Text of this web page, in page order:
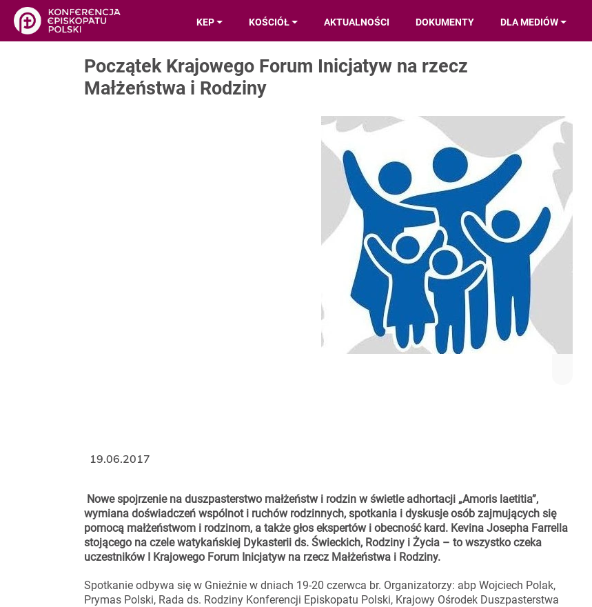
KEP KOŚCIÓŁ AKTUALNOŚCI DOKUMENTY DLA MEDIÓW
Początek Krajowego Forum Inicjatyw na rzecz
Małżeństwa i Rodziny
Nowe spojrzenie na duszpasterstwo małżeństw i rodzin w świetle adhortacji „Amoris laetitia”,
wymiana doświadczeń wspólnot i ruchów rodzinnych, spotkania i dyskusje osób zajmujących się
pomocą małżeństwom i rodzinom, a także głos ekspertów i obecność kard. Kevina Josepha Farrella
stojącego na czele watykańskiej Dykasterii ds. Świeckich, Rodziny i Życia – to wszystko czeka
uczestników I Krajowego Forum Inicjatyw na rzecz Małżeństwa i Rodziny.
Spotkanie odbywa się w Gnieźnie w dniach 19-20 czerwca br. Organizatorzy: abp Wojciech Polak,
Prymas Polski, Rada ds. Rodziny Konferencji Episkopatu Polski, Krajowy Ośrodek Duszpasterstwa
19.06.2017